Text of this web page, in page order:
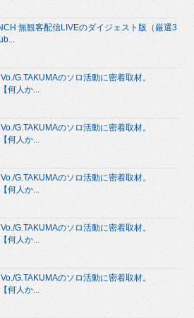
無観客配信LIVEのダイジェスト版（厳選3
G.TAKUMAのソロ活動に密着取材。
何人か...
G.TAKUMAのソロ活動に密着取材。
何人か...
G.TAKUMAのソロ活動に密着取材。
何人か...
G.TAKUMAのソロ活動に密着取材。
何人か...
G.TAKUMAのソロ活動に密着取材。
何人か...